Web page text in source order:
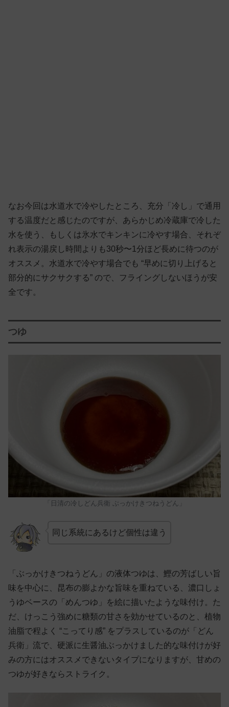
なお今回は水道水で冷やしたところ、充分「冷し」で通用
する温度だと感じたのですが、あらかじめ冷蔵庫で冷した
水を使う、もしくは氷水でキンキンに冷やす場合、それぞ
れ表示の湯戻し時間よりも30秒〜1分ほど長めに待つのが
オススメ。水道水で冷やす場合でも “早めに切り上げると
部分的にサクサクする” ので、フライングしないほうが安
全です。
つゆ
「日清の冷しどん兵衛 ぶっかけきつねうどん」
同じ系統にあるけど個性は違う
「ぶっかけきつねうどん」の液体つゆは、鰹の芳ばしい旨
味を中心に、昆布の膨よかな旨味を重ねている、濃口しょ
うゆベースの「めんつゆ」を絵に描いたような味付け。た
だ、けっこう強めに糖類の甘さを効かせているのと、植物
油脂で程よく “こってり感” をプラスしているのが「どん
兵衛」流で、硬派に生醤油ぶっかけました的な味付けが好
みの方にはオススメできないタイプになりますが、甘めの
つゆが好きならストライク。